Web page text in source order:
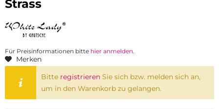
Strass
Für Preisinformationen bitte hier anmelden.
Merken
Bitte registrieren Sie sich bzw. melden sich an,
um in den Warenkorb zu gelangen.